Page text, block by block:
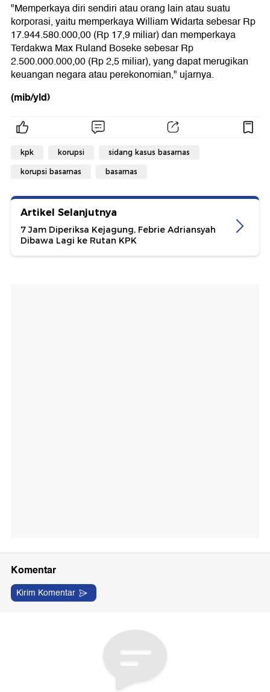
"Memperkaya diri sendiri atau orang lain atau suatu
korporasi, yaitu memperkaya William Widarta sebesar Rp
17.944.580.000,00 (Rp 17,9 miliar) dan memperkaya
Terdakwa Max Ruland Boseke sebesar Rp
2.500.000.000,00 (Rp 2,5 miliar), yang dapat merugikan
keuangan negara atau perekonomian," ujarnya.
(mib/yld)
kpk korupsi sidang kasus basarnas
korupsi basarnas basarnas
Artikel Selanjutnya
7 Jam Diperiksa Kejagung, Febrie Adriansyah
Dibawa Lagi ke Rutan KPK